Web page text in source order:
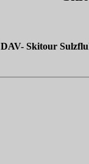
DAV- Skitour